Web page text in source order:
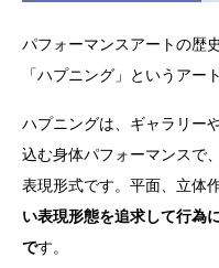
パフォーマンスアートの歴
「ハプニング」というアー
ハプニングは、ギャラリー
込む身体パフォーマンスで
表現形式です。平面、立体
い表現形態を追求して行為
です。